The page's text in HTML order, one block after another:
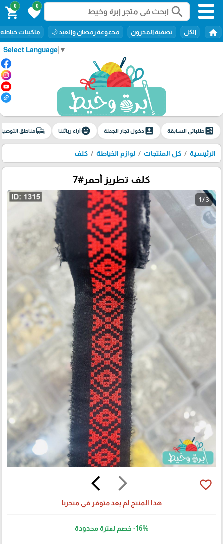
Select Language ▼
search
0
favorite
0
shopping_cart
home الكل تصفية المخزون مجموعة رمضان والعيد 🌙 ماكينات خياطة
ballotطلباتي السابقة account_boxدخول تجار الجملة emoji_emotionsآراء زبائننا commuteمناطق
الرئيسية كل المنتجات لوازم الخياطة كلف
كلف تطريز أحمر#7
1 / 3
arrow_forward_ios
arrow_back_ios favorite_border
هذا المنتج لم يعد متوفر في متجرنا
-16% خصم لفترة محدودة